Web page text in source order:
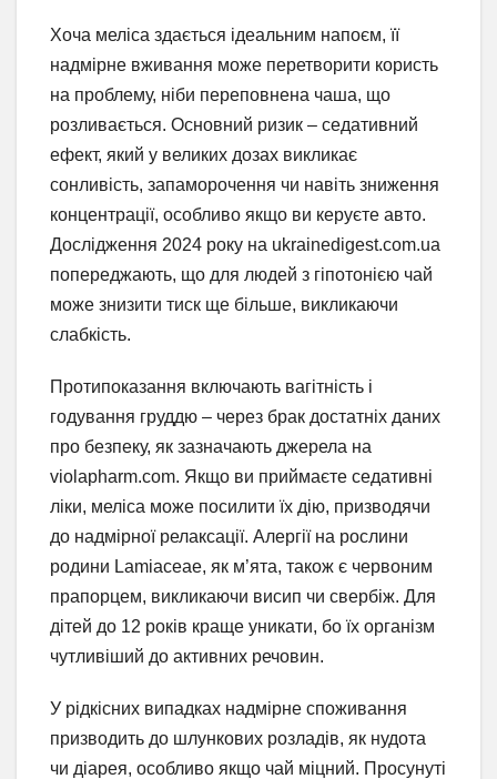
Хоча меліса здається ідеальним напоєм, її
надмірне вживання може перетворити користь
на проблему, ніби переповнена чаша, що
розливається. Основний ризик – седативний
ефект, який у великих дозах викликає
сонливість, запаморочення чи навіть зниження
концентрації, особливо якщо ви керуєте авто.
Дослідження 2024 року на ukrainedigest.com.ua
попереджають, що для людей з гіпотонією чай
може знизити тиск ще більше, викликаючи
слабкість.
Протипоказання включають вагітність і
годування груддю – через брак достатніх даних
про безпеку, як зазначають джерела на
violapharm.com. Якщо ви приймаєте седативні
ліки, меліса може посилити їх дію, призводячи
до надмірної релаксації. Алергії на рослини
родини Lamiaceae, як м’ята, також є червоним
прапорцем, викликаючи висип чи свербіж. Для
дітей до 12 років краще уникати, бо їх організм
чутливіший до активних речовин.
У рідкісних випадках надмірне споживання
призводить до шлункових розладів, як нудота
чи діарея, особливо якщо чай міцний. Просунуті